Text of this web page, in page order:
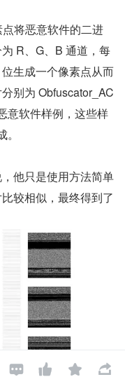
将恶意软件的二进
R、G、B 通道，每
生成一个像素点从而
别为 Obfuscator_AC
意软件样例，这些样
他只是使用方法简单
较相似，最终得到了
   